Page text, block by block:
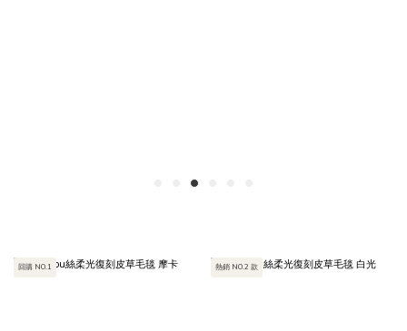
回購 NO.1 熱銷 NO.2 款